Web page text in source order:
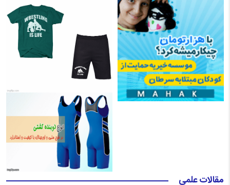
مقالات علمی